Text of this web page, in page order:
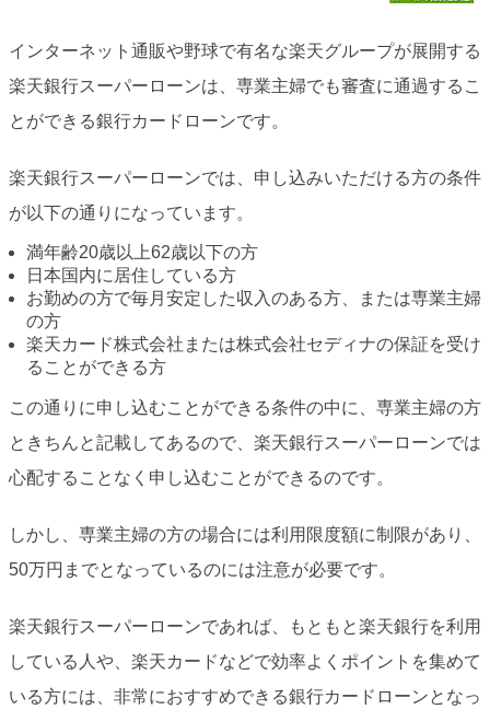
インターネット通販や野球で有名な楽天グループが展開する
楽天銀行スーパーローンは、専業主婦でも審査に通過するこ
とができる銀行カードローンです。
楽天銀行スーパーローンでは、申し込みいただける方の条件
が以下の通りになっています。
満年齢20歳以上62歳以下の方
日本国内に居住している方
お勤めの方で毎月安定した収入のある方、または専業主婦
の方
楽天カード株式会社または株式会社セディナの保証を受け
ることができる方
この通りに申し込むことができる条件の中に、専業主婦の方
ときちんと記載してあるので、楽天銀行スーパーローンでは
心配することなく申し込むことができるのです。
しかし、専業主婦の方の場合には利用限度額に制限があり、
50万円までとなっているのには注意が必要です。
楽天銀行スーパーローンであれば、もともと楽天銀行を利用
している人や、楽天カードなどで効率よくポイントを集めて
いる方には、非常におすすめできる銀行カードローンとなっ